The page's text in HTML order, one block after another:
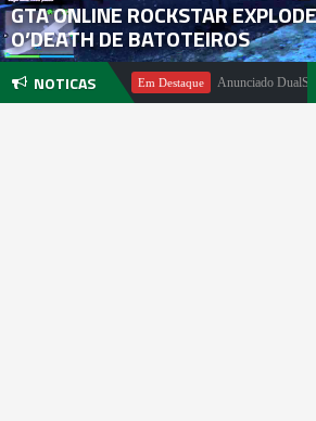
GTA ONLINE ROCKSTAR
O’DEATH DE BATOTEIROS
NOTICAS
Pachter Em Destaque Anunciado DualSense